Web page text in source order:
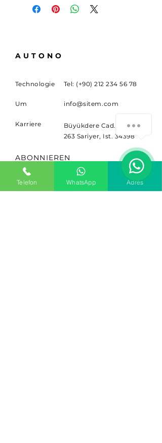
AUTONO
Technologie Tel: (+90)212 234 56 78
Um info@sitem.com
Karriere
Büyükdere Cad. NEIN.
263 Sariyer, Ist. 34398
ABONNIEREN
Melden Sie sich für
Neuigkeiten und Updates an.
Telefon WhatsApp Adres